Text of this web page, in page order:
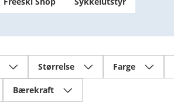
Størrelse Farge
Bærekraft